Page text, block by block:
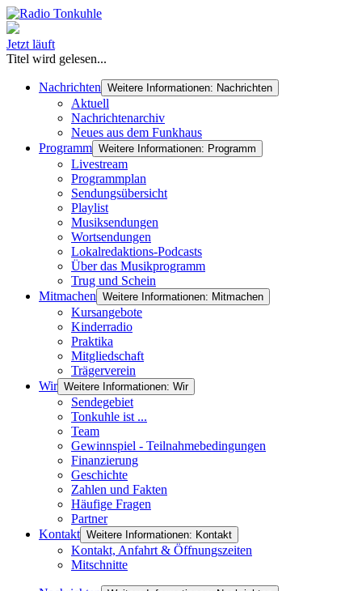
Jetzt läuft
Titel wird gelesen...
Nachrichten Weitere Informationen: Nachrichten
Aktuell
Nachrichtenarchiv
Neues aus dem Funkhaus
Programm Weitere Informationen: Programm
Livestream
Programmplan
Sendungsübersicht
Playlist
Musiksendungen
Wortsendungen
Lokalredaktions-Podcasts
Über das Musikprogramm
Trug und Schein
Mitmachen Weitere Informationen: Mitmachen
Kursangebote
Kinderradio
Praktika
Mitgliedschaft
Trägerverein
Wir Weitere Informationen: Wir
Sendegebiet
Tonkuhle ist ...
Team
Gewinnspiel - Teilnahmebedingungen
Finanzierung
Geschichte
Zahlen und Fakten
Häufige Fragen
Partner
Kontakt Weitere Informationen: Kontakt
Kontakt, Anfahrt & Öffnungszeiten
Mitschnitte